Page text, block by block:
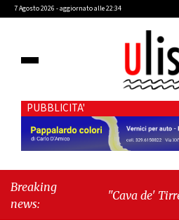
7 Agosto 2026 - aggiornato alle 22:34
PUBBLICITA'
Breaking
news:
"Cava de' Tirreni,